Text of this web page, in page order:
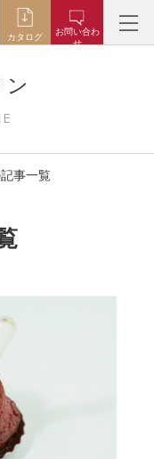
カタログ
お問い合わ
せ
事一覧